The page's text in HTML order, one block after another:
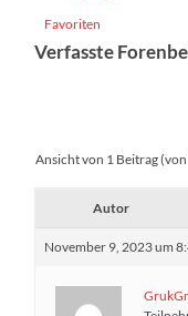
Favoriten
Verfasste
Ansicht von 1 Beitrag (von
Autor
November 9, 2023 um